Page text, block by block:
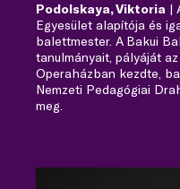
Podolskaya, Viktoria |
Egyesület alapítója és
balettmester. A Bakui
tanulmányait, pályáját
Operaházban kezdte,
Nemzeti Pedagógiai
meg.